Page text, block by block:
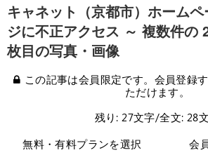
キャネット（京都市）ホーム
ジに不正アクセス ～ 複数件の
枚目の写真・画像
この記事は会員限定です。会員登録
ただけます。
残り: 27文字/全文: 28
無料・有料プランを選択
会